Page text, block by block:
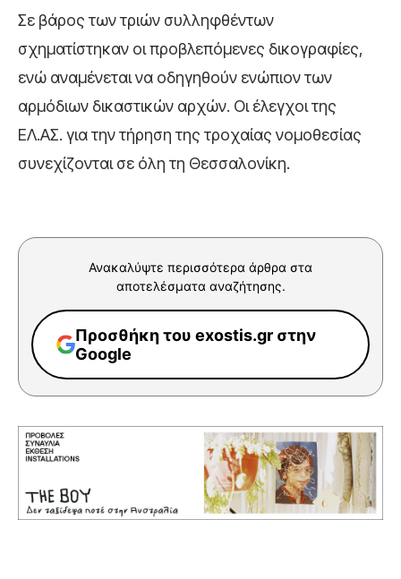
Σε βάρος των τριών συλληφθέντων
σχηματίστηκαν οι προβλεπόμενες δικογραφίες,
ενώ αναμένεται να οδηγηθούν ενώπιον των
αρμόδιων δικαστικών αρχών. Οι έλεγχοι της
ΕΛ.ΑΣ. για την τήρηση της τροχαίας νομοθεσίας
συνεχίζονται σε όλη τη Θεσσαλονίκη.
Ανακαλύψτε περισσότερα άρθρα στα
αποτελέσματα αναζήτησης.
Προσθήκη του exostis.gr στην
Google